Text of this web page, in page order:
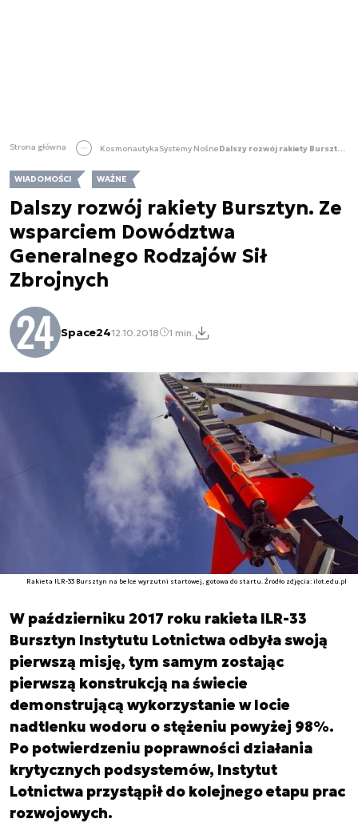
Strona główna KosmonautykaSystemy Nośne Dalszy rozwój rakiety Bursztyn. Ze wsparciem Dowództwa Generalnego Rodzajów Sił Zbrojnych
WIADOMOŚCI WAŻNE
Dalszy rozwój rakiety Bursztyn. Ze
wsparciem Dowództwa
Generalnego Rodzajów Sił
Zbrojnych
Space2412.10.2018 1 min.
Rakieta ILR-33 Bursztyn na belce wyrzutni startowej, gotowa do startu. Źródło zdjęcia: ilot.edu.pl
W październiku 2017 roku rakieta ILR-33
Bursztyn Instytutu Lotnictwa odbyła swoją
pierwszą misję, tym samym zostając
pierwszą konstrukcją na świecie
demonstrującą wykorzystanie w locie
nadtlenku wodoru o stężeniu powyżej 98%.
Po potwierdzeniu poprawności działania
krytycznych podsystemów, Instytut
Lotnictwa przystąpił do kolejnego etapu prac
rozwojowych.